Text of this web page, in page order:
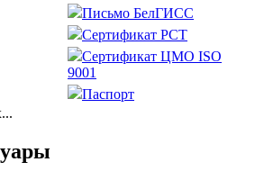
Письмо БелГИСС
Сертификат РСТ
Сертификат ЦМО ISO
9001
Паспорт